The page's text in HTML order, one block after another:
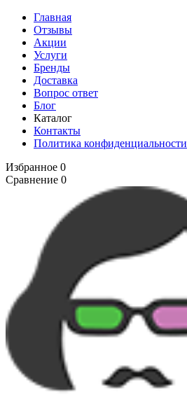
Главная
Отзывы
Акции
Услуги
Бренды
Доставка
Вопрос ответ
Блог
Каталог
Контакты
Политика конфиденциальности
Избранное 0
Сравнение 0